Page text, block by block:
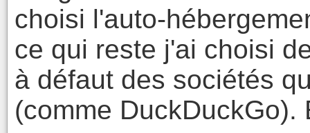
choisi l'auto-
ce qui reste j'ai choisi
à défaut des sociétés
(comme